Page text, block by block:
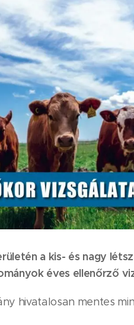
a kis- és nagy
éves ellenőrző
hivatalosan mentes